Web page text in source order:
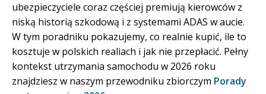
ubezpieczyciele coraz częściej premiują kierowców z
niską historią szkodową i z systemami ADAS w aucie.
W tym poradniku pokazujemy, co realnie kupić, ile to
kosztuje w polskich realiach i jak nie przepłacić. Pełny
kontekst utrzymania samochodu w 2026 roku
znajdziesz w naszym przewodniku zbiorczym Porady